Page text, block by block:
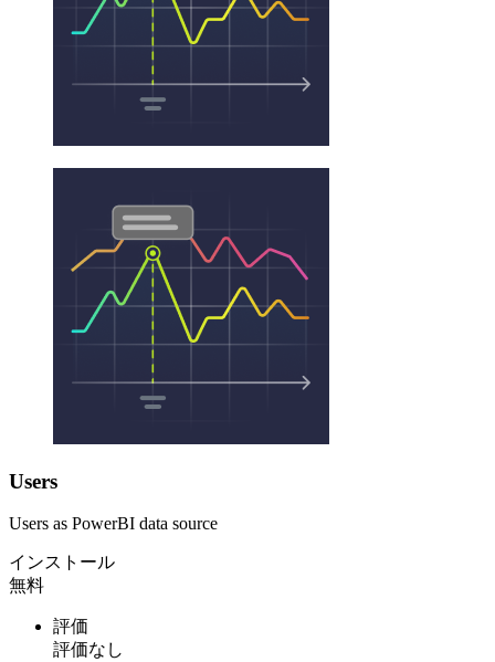
Users
Users as PowerBI data source
インストール
無料
評価
評価なし